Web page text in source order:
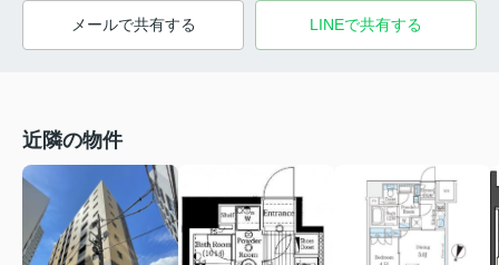
メールで共有する LINEで共有する
近隣の物件